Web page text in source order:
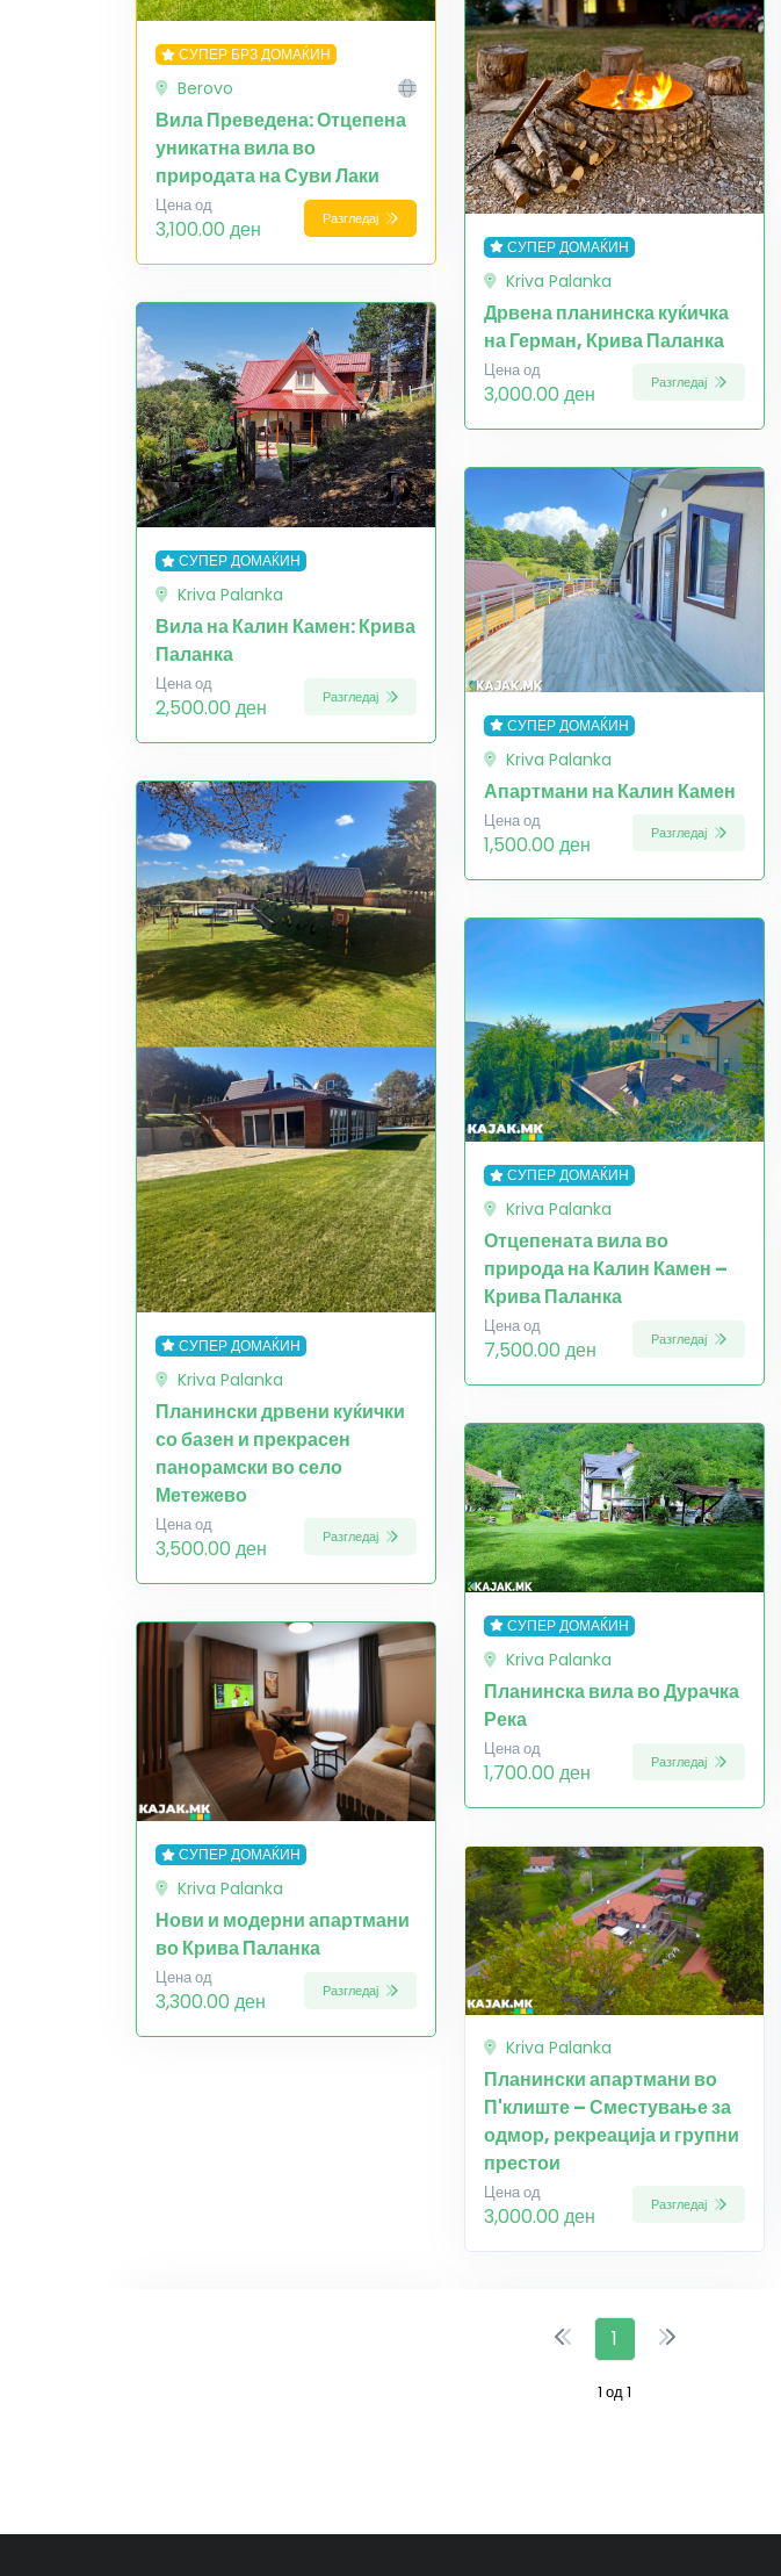
СУПЕР БРЗ ДОМАЌИН
Berovo
Вила Преведена: Отцепена
уникатна вила во
природата на Суви Лаки
Цена од
3,100.00 ден Разгледај
СУПЕР ДОМАЌИН
Kriva Palanka
Вила на Калин Камен: Крива
Паланка
Цена од
2,500.00 ден Разгледај
СУПЕР ДОМАЌИН
Kriva Palanka
Планински дрвени куќички
со базен и прекрасен
панорамски во село
Метежево
Цена од
3,500.00 ден Разгледај
СУПЕР ДОМАЌИН
Kriva Palanka
Нови и модерни апартмани
во Крива Паланка
Цена од
3,300.00 ден Разгледај
СУПЕР ДОМАЌИН
Kriva Palanka
Дрвена планинска куќичка
на Герман, Крива Паланка
Цена од
3,000.00 ден Разгледај
СУПЕР ДОМАЌИН
Kriva Palanka
Апартмани на Калин Камен
Цена од
1,500.00 ден Разгледај
СУПЕР ДОМАЌИН
Kriva Palanka
Отцепената вила во
природа на Калин Камен –
Крива Паланка
Цена од
7,500.00 ден Разгледај
СУПЕР ДОМАЌИН
Kriva Palanka
Планинска вила во Дурачка
Река
Цена од
1,700.00 ден Разгледај
Kriva Palanka
Планински апартмани во
П'клиште – Сместување за
одмор, рекреација и групни
престои
Цена од
3,000.00 ден Разгледај
1
1 од 1